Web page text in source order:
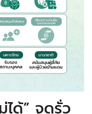
ได้” จุดรั่ว